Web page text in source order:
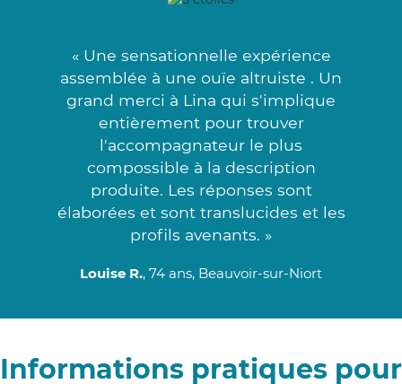
« Une sensationnelle expérience
assemblée à une ouïe altruiste . Un
grand merci à Lina qui s'implique
entièrement pour trouver
l'accompagnateur le plus
compossible à la description
produite. Les réponses sont
élaborées et sont translucides et les
profils avenants. »
Louise R., 74 ans, Beauvoir-sur-Niort
Informations pratiques pour